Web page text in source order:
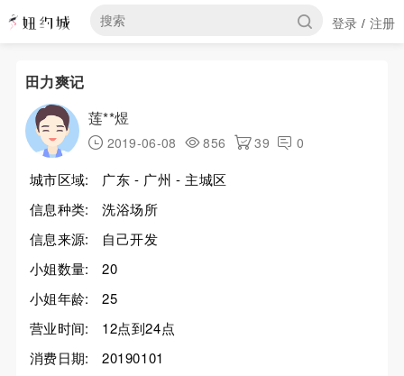
登录 / 注册
田力爽记
莲**煜
2019-06-08 856 39 0
城市区域:
广东 - 广州 - 主城区
信息种类:
洗浴场所
信息来源:
自己开发
小姐数量:
20
小姐年龄:
25
营业时间:
12点到24点
消费日期:
20190101